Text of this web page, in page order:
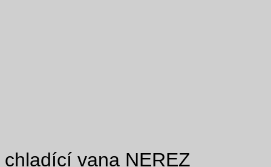
chladící vana NEREZ